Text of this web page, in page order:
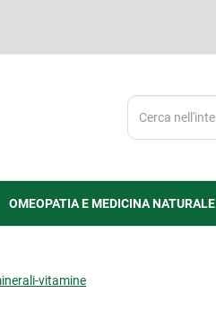
Cerca
Prodotto
OMEOPATIA E MEDICINA NATURALE
vitamine